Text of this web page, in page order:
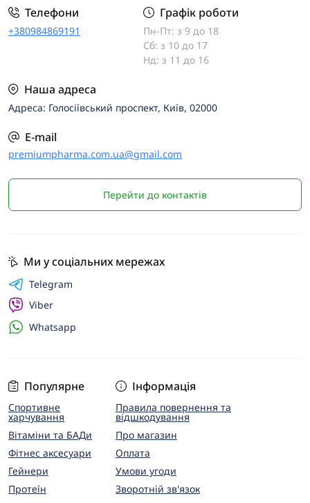
Телефони
+380984869191
Графік роботи
Пн-Пт: з 9 до 18
Сб: з 10 до 17
Нд: з 11 до 16
Наша адреса
Адреса: Голосіївський проспект, Київ, 02000
E-mail
premiumpharma.com.ua@gmail.com
Перейти до контактів
Популярне
Спортивне
харчування
Вітаміни та БАДи
Фітнес аксесуари
Гейнери
Протеїн
Інформація
Правила повернення та
відшкодування
Про магазин
Оплата
Умови угоди
Зворотній зв'язок
Ми у соціальних мережах
Telegram
Viber
Whatsapp